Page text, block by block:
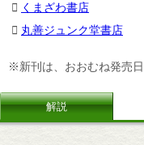
くまざわ書店
丸善ジュンク堂書店
※新刊は、おおむね発売
解説